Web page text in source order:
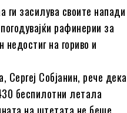
ги засилува своите напади
рафинерии за
на гориво и
Сергеј Собјанин, рече дека
беспилотни летала